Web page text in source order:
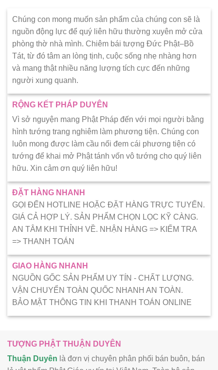
Chúng con mong muốn sản phẩm của chúng con sẽ là
nguồn động lực để quý liên hữu thường xuyên mở cửa
phòng thờ nhà mình. Chiêm bái tượng Đức Phật–Bồ
Tát, từ đó tâm an lòng tịnh, cuộc sống nhẹ nhàng hơn
và mang thật nhiều năng lượng tích cực đến những
người xung quanh.
RỘNG KẾT PHÁP DUYÊN
Vì sở nguyện mang Phật Pháp đến với mọi người bằng
hình tướng trang nghiêm làm phương tiện. Chúng con
luôn mong được làm cầu nối đem cái phương tiện có
tướng để khai mở Phật tánh vốn vô tướng cho quý liên
hữu. Xin cảm ơn quý liên hữu!
ĐẶT HÀNG NHANH
GỌI ĐẾN HOTLINE HOẶC ĐẶT HÀNG TRỰC TUYẾN.
GIÁ CẢ HỢP LÝ. SẢN PHẨM CHỌN LỌC KỸ CÀNG.
AN TÂM KHI THỈNH VỀ. NHẬN HÀNG => KIẾM TRA
=> THANH TOÁN
GIAO HÀNG NHANH
NGUỒN GỐC SẢN PHẨM UY TÍN - CHẤT LƯỢNG.
VẬN CHUYỂN TOÀN QUỐC NHANH AN TOÀN.
BẢO MẬT THÔNG TIN KHI THANH TOÁN ONLINE
TƯỢNG PHẬT THUẬN DUYÊN
Thuận Duyên là đơn vị chuyên phân phối bán buôn, bán